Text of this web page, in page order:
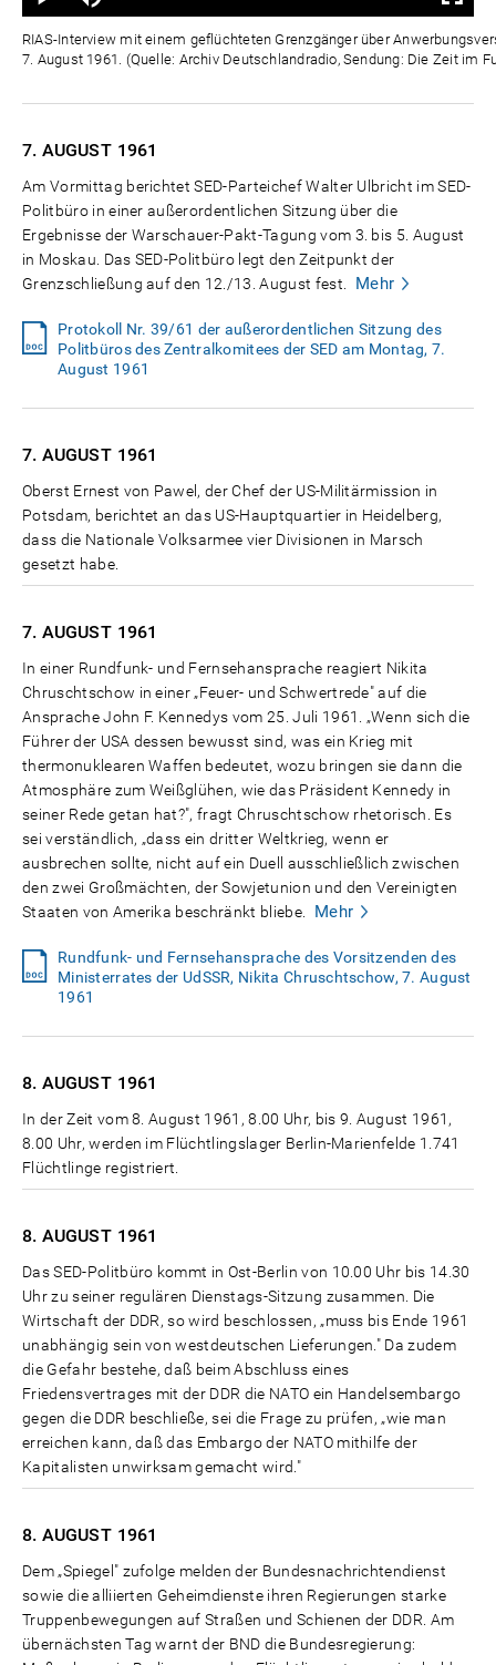
Zeit
RIAS-Interview mit einem geflüchteten Grenzgänger über
7. August 1961. (Quelle: Archiv Deutschlandradio, Sendung: Die Zeit im
7. AUGUST 1961
Am Vormittag berichtet SED-Parteichef Walter Ulbricht im SED-
Politbüro in einer außerordentlichen Sitzung über die
Ergebnisse der Warschauer-Pakt-Tagung vom 3. bis 5. August
in Moskau. Das SED-Politbüro legt den Zeitpunkt der
Grenzschließung auf den 12./13. August fest.
Mehr
Protokoll Nr. 39/61 der außerordentlichen Sitzung des
Politbüros des Zentralkomitees der SED am Montag, 7.
August 1961
7. AUGUST 1961
Oberst Ernest von Pawel, der Chef der US-Militärmission in
Potsdam, berichtet an das US-Hauptquartier in Heidelberg,
dass die Nationale Volksarmee vier Divisionen in Marsch
gesetzt habe.
7. AUGUST 1961
In einer Rundfunk- und Fernsehansprache reagiert Nikita
Chruschtschow in einer „Feuer- und Schwertrede" auf die
Ansprache John F. Kennedys vom 25. Juli 1961. „Wenn sich die
Führer der USA dessen bewusst sind, was ein Krieg mit
thermonuklearen Waffen bedeutet, wozu bringen sie dann die
Atmosphäre zum Weißglühen, wie das Präsident Kennedy in
seiner Rede getan hat?", fragt Chruschtschow rhetorisch. Es
sei verständlich, „dass ein dritter Weltkrieg, wenn er
ausbrechen sollte, nicht auf ein Duell ausschließlich zwischen
den zwei Großmächten, der Sowjetunion und den Vereinigten
Staaten von Amerika beschränkt bliebe.
Mehr
Rundfunk- und Fernsehansprache des Vorsitzenden des
Ministerrates der UdSSR, Nikita Chruschtschow, 7. August
1961
8. AUGUST 1961
In der Zeit vom 8. August 1961, 8.00 Uhr, bis 9. August 1961,
8.00 Uhr, werden im Flüchtlingslager Berlin-Marienfelde 1.741
Flüchtlinge registriert.
8. AUGUST 1961
Das SED-Politbüro kommt in Ost-Berlin von 10.00 Uhr bis 14.30
Uhr zu seiner regulären Dienstags-Sitzung zusammen. Die
Wirtschaft der DDR, so wird beschlossen, „muss bis Ende 1961
unabhängig sein von westdeutschen Lieferungen." Da zudem
die Gefahr bestehe, daß beim Abschluss eines
Friedensvertrages mit der DDR die NATO ein Handelsembargo
gegen die DDR beschließe, sei die Frage zu prüfen, „wie man
erreichen kann, daß das Embargo der NATO mithilfe der
Kapitalisten unwirksam gemacht wird."
8. AUGUST 1961
Dem „Spiegel" zufolge melden der Bundesnachrichtendienst
sowie die alliierten Geheimdienste ihren Regierungen starke
Truppenbewegungen auf Straßen und Schienen der DDR. Am
übernächsten Tag warnt der BND die Bundesregierung: